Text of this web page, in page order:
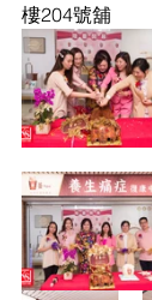
樓204號舖